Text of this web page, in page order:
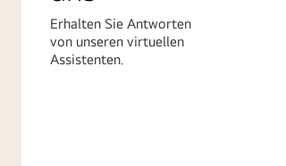
Erhalten Sie Antworten
von unseren virtuellen
Assistenten.